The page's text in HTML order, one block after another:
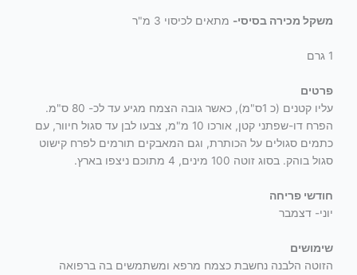
משקל מכירה בסיסי- מתאים לכיסוי 3 מ"ר
1 גרם
פרטים
עליו קטנים (כ 1ס"מ), כאשר גובה הצמח מגיע עד לכ- 80 ס"מ.
הפרח דו-שפתני קטן, אורכו 10 מ"מ, צבעו לבן עד סגול חיוור, עם
כתמים סגולים על הכותרת, וגם המאבקים תורמים לפרח קישוט
סגול בוהק. בסוג זוטה 100 מינים, 4 מתוכם ניצפו בארץ.
חודשי פריחה
יוני- דצמבר
שימושים
הזוטה הלבנה נחשבת כצמח מרפא ומשתמשים בה ברפואה